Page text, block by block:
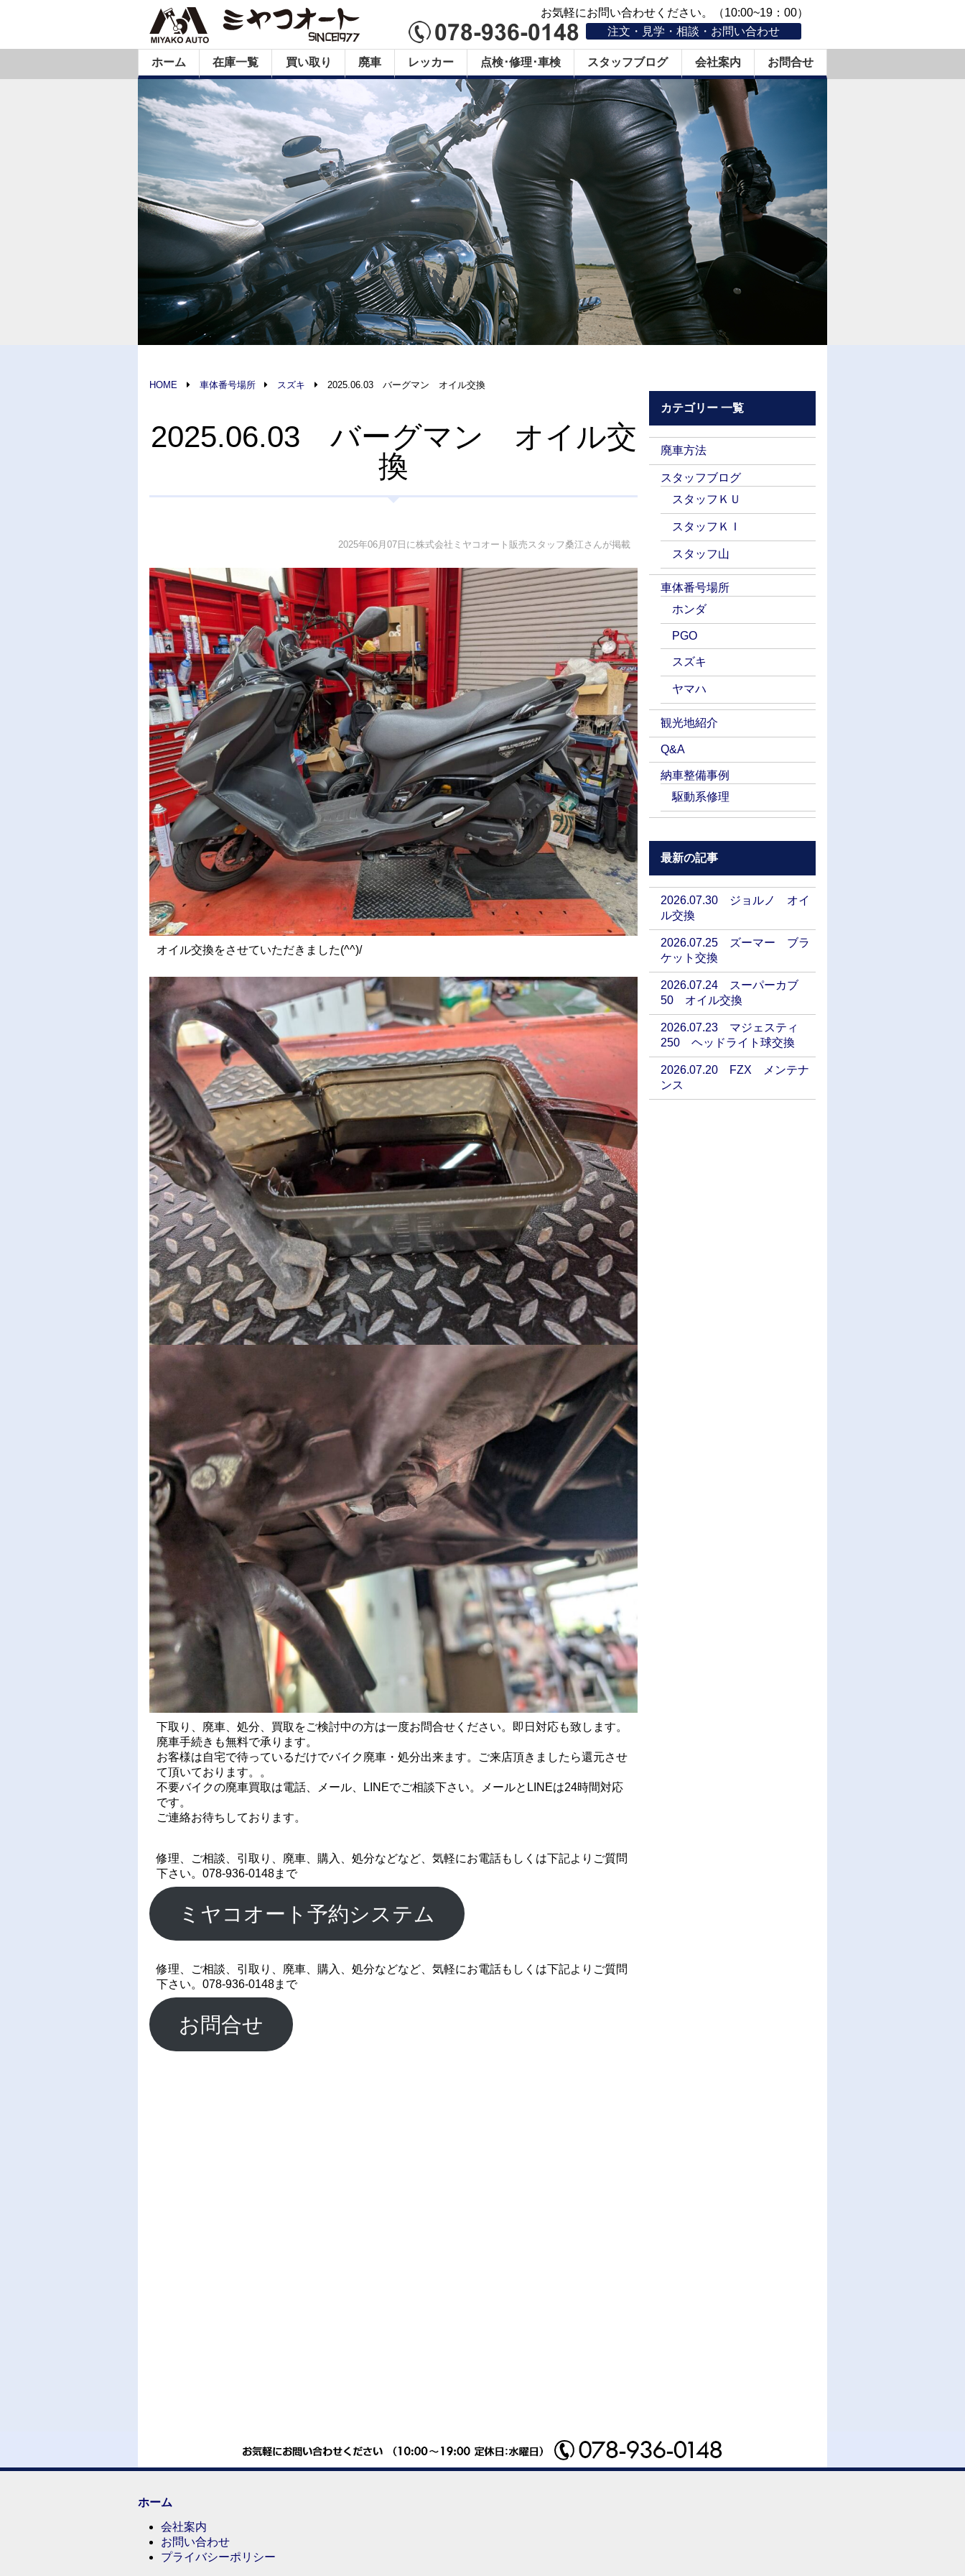
お気軽にお問い合わせください。（10:00~19：00）
注文・見学・相談・お問い合わせ
ホーム 在庫一覧 買い取り 廃車 レッカー 点検･修理･車検 スタッフブログ 会社案内 お問合せ
HOME 車体番号場所 スズキ 2025.06.03 バーグマン オイル交換
2025.06.03 バーグマン オイル交
換
2025年06月07日に株式会社ミヤコオート販売スタッフ桑江さんが掲載
オイル交換をさせていただきました(^^)/
下取り、廃車、処分、買取をご検討中の方は一度お問合せください。即日対応も致します。
廃車手続きも無料で承ります。
お客様は自宅で待っているだけでバイク廃車・処分出来ます。ご来店頂きましたら還元させ
て頂いております。。
不要バイクの廃車買取は電話、メール、LINEでご相談下さい。メールとLINEは24時間対応
です。
ご連絡お待ちしております。
修理、ご相談、引取り、廃車、購入、処分などなど、気軽にお電話もしくは下記よりご質問
下さい。078-936-0148まで
ミヤコオート予約システム
修理、ご相談、引取り、廃車、購入、処分などなど、気軽にお電話もしくは下記よりご質問
下さい。078-936-0148まで
お問合せ
カテゴリー 一覧
廃車方法
スタッフブログ
スタッフＫＵ
スタッフＫＩ
スタッフ山
車体番号場所
ホンダ
PGO
スズキ
ヤマハ
観光地紹介
Q&A
納車整備事例
駆動系修理
最新の記事
2026.07.30 ジョルノ オイ
ル交換
2026.07.25 ズーマー ブラ
ケット交換
2026.07.24 スーパーカブ
50 オイル交換
2026.07.23 マジェスティ
250 ヘッドライト球交換
2026.07.20 FZX メンテナ
ンス
ホーム
会社案内
お問い合わせ
プライバシーポリシー